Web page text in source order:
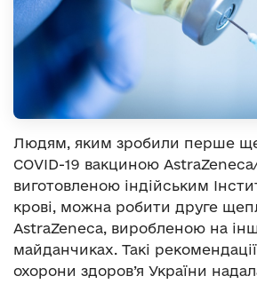
Людям, яким зробили перше
COVID-19 вакциною
виготовленою індійським
крові, можна робити друге
AstraZeneca, виробленою на
майданчиках. Такі
охорони здоров’я України